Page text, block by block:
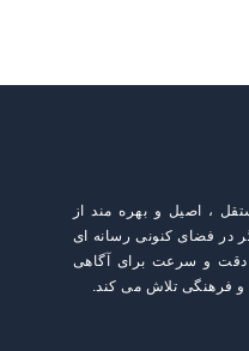
، اصیل و بهره مند از
در فضای کنونی رسانه ای
و سرعت برای آگاهی
و فرهنگی تلاش می کند.